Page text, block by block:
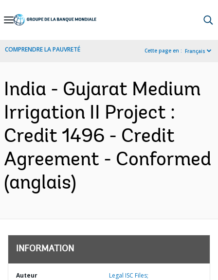
Skip
Navigation
COMPRENDRE LA PAUVRETÉ Cette page en : Français
India - Gujarat Medium
Irrigation II Project :
Credit 1496 - Credit
Agreement - Conformed
(anglais)
INFORMATION
Auteur Legal ISC Files;